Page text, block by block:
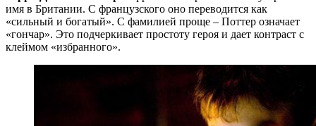
имя в Британии. С французского оно переводится как
«сильный и богатый». С фамилией проще ‒ Поттер означает
«гончар». Это подчеркивает простоту героя и дает контраст с
клеймом «избранного».